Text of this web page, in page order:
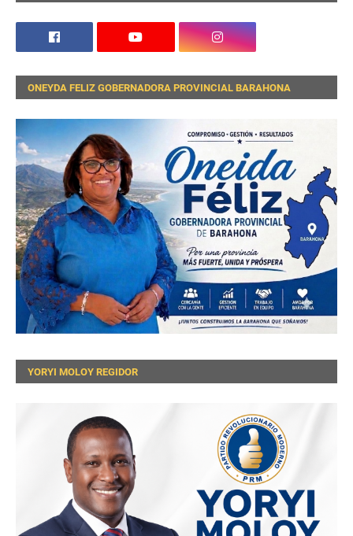
ONEYDA FELIZ GOBERNADORA PROVINCIAL BARAHONA
YORYI MOLOY REGIDOR